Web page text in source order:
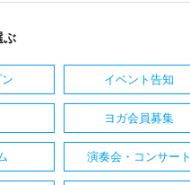
ぶ
イベント告知
ヨガ会員募集
演奏会・コンサート